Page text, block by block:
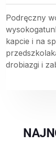
Podręczny
kapcie i na
drobiazgi i